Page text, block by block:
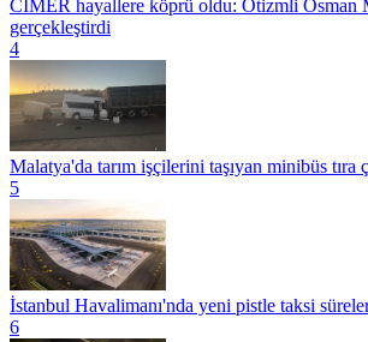
CİMER hayallere köprü oldu: Otizmli Osman
gerçekleştirdi
4
Malatya'da tarım işçilerini taşıyan minibüs tıra
5
İstanbul Havalimanı'nda yeni pistle taksi
6